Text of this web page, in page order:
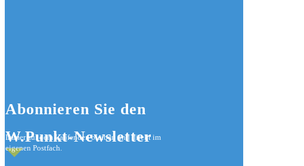
Abonnieren Sie den
W.Punkt-Newsletter
Immer auf dem Laufenden bleiben und direkt im
eigenen Postfach.